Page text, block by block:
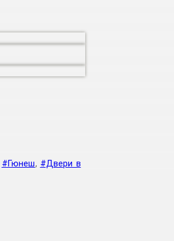
#Гюнеш, #Двери в